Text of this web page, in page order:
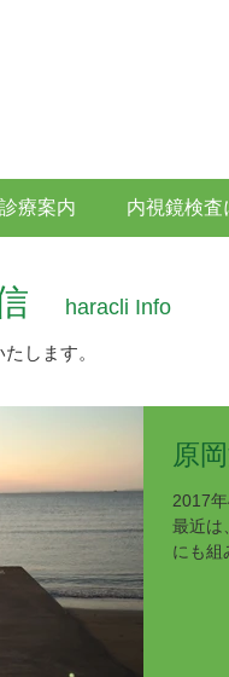
診療案内 内視鏡検査
haracli Info
します。
原
2017
最近は
にも組